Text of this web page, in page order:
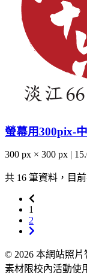
螢幕用300pix-
300 px × 300 px |
共 16 筆資料，目
1
2
© 2026 本網站照
素材限校內活動使